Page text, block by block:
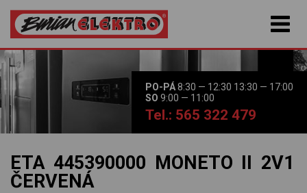
PO-PÁ8:30 — 12:30 13:30 — 17:00
SO 9:00 — 11:00
Tel.: 565 322 479
ETA 445390000 MONETO II 2V1
ČERVENÁ